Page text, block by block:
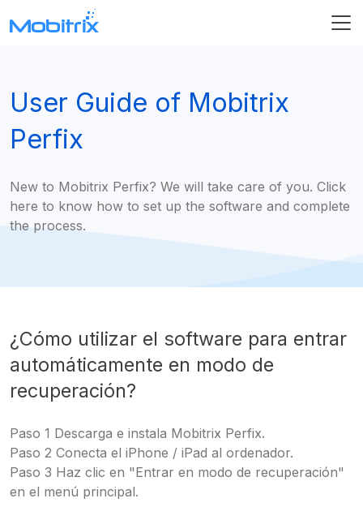
User Guide of Mobitrix
Perfix
New to Mobitrix Perfix? We will take care of you. Click
here to know how to set up the software and complete
the process.
¿Cómo utilizar el software para entrar
automáticamente en modo de
recuperación?
Paso 1 Descarga e instala Mobitrix Perfix.
Paso 2 Conecta el iPhone / iPad al ordenador.
Paso 3 Haz clic en "Entrar en modo de recuperación"
en el menú principal.